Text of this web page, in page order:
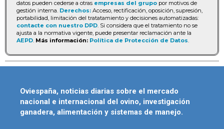
datos pueden cederse a otras empresas del grupo por motivos de
gestión interna. Derechos: Acceso, rectificación, oposición, supresión,
portabilidad, limitación del tratatamiento y decisiones automatizadas:
contacte con nuestro DPD. Si considera que el tratamiento no se
ajusta a la normativa vigente, puede presentar reclamación ante la
AEPD. Más información: Política de Protección de Datos.
Oviespaña, noticias diarias sobre el mercado
nacional e internacional del ovino, investigación
ganadera, alimentación y sistemas de manejo.